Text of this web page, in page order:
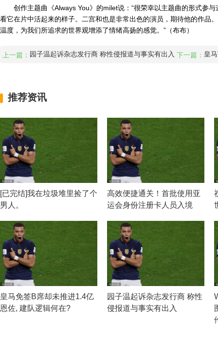
创作主题曲《Always You》的milet说：“很荣幸以主题曲的形式参与
看它在片中活起来的样子。二宫和也是非常出色的演员，期待他的作品
温度，为我们所追求的世界观增添了情绪高扬的感觉。”（布布）
上一篇： 园子温起诉杂志发行商 称性侵报道与事实有出入 下一篇： 皇
推荐资讯
[已完结]我在垃圾堆里捡了个
男人。
高效便捷通关！首批使用亚
运会身份注册卡人员入境
皇马免签B席却未推进1.4亿
恩佐, 建队逻辑何在?
园子温起诉杂志发行商 称性
侵报道与事实有出入